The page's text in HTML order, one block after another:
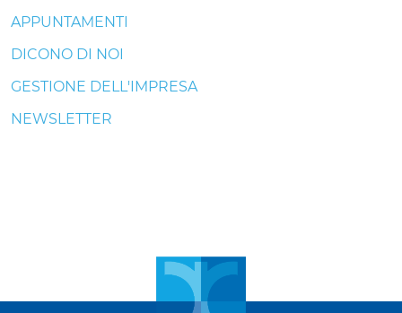
APPUNTAMENTI
DICONO DI NOI
GESTIONE DELL'IMPRESA
NEWSLETTER